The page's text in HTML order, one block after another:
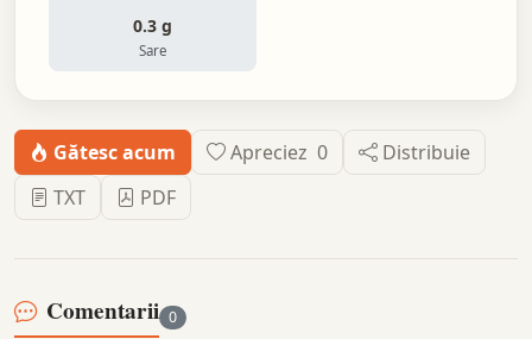
0.3 g
Sare
Gătesc acum Apreciez 0
Distribuie
TXT
PDF
Comentarii 0